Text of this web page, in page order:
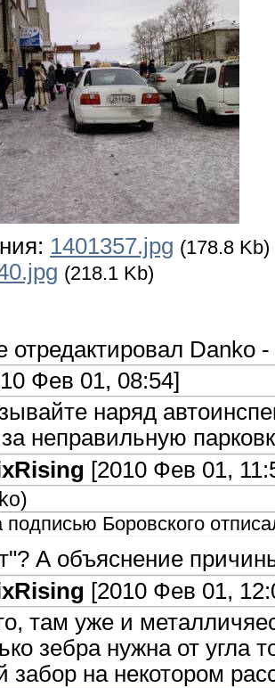
1401357.jpg (178.8 Kb)
(218.1 Kb)
Danko -
Фев 01, 08:54]
наряд
неправильную
[2010 Фев 01,
)
подписью Боровского
А объяснение
[2010 Фев 01,
там уже и
зебра нужна от угла
забор на некотором